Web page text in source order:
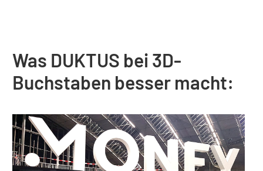
Was DUKTUS bei 3D-
Buchstaben besser macht: